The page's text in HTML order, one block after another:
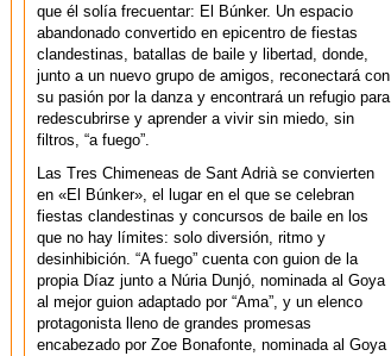
que él solía frecuentar: El Búnker. Un espacio
abandonado convertido en epicentro de fiestas
clandestinas, batallas de baile y libertad, donde,
junto a un nuevo grupo de amigos, reconectará con
su pasión por la danza y encontrará un refugio para
redescubrirse y aprender a vivir sin miedo, sin
filtros, “a fuego”.
Las Tres Chimeneas de Sant Adrià se convierten
en «El Búnker», el lugar en el que se celebran
fiestas clandestinas y concursos de baile en los
que no hay límites: solo diversión, ritmo y
desinhibición. “A fuego” cuenta con guion de la
propia Díaz junto a Núria Dunjó, nominada al Goya
al mejor guion adaptado por “Ama”, y un elenco
protagonista lleno de grandes promesas
encabezado por Zoe Bonafonte, nominada al Goya